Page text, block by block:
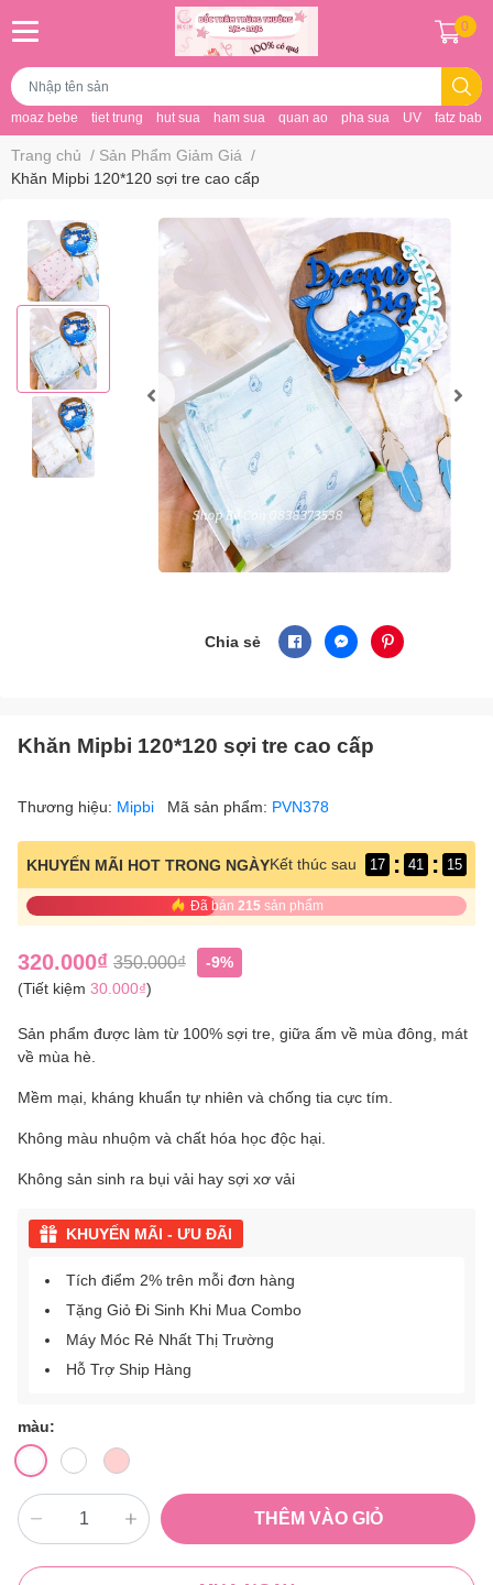
moaz bebe tiet trung hut sua ham sua quan ao pha sua UV fatz baby
0
Trang chủ / Sản Phẩm Giảm Giá /
Khăn Mipbi 120*120 sợi tre cao cấp
Chia sẻ
Khăn Mipbi 120*120 sợi tre cao cấp
Thương hiệu: Mipbi Mã sản phẩm: PVN378
KHUYẾN MÃI HOT TRONG NGÀYKết thúc sau 17 : 41 : 14
Đã bán 215 sản phẩm
320.000₫ 350.000₫
-9%
(Tiết kiệm 30.000₫)
Sản phẩm được làm từ 100% sợi tre, giữa ấm về mùa đông, mát
về mùa hè.
Mềm mại, kháng khuẩn tự nhiên và chống tia cực tím.
Không màu nhuộm và chất hóa học độc hại.
Không sản sinh ra bụi vải hay sợi xơ vải
KHUYẾN MÃI - ƯU ĐÃI
Tích điểm 2% trên mỗi đơn hàng
Tặng Giỏ Đi Sinh Khi Mua Combo
Máy Móc Rẻ Nhất Thị Trường
Hỗ Trợ Ship Hàng
màu:
THÊM VÀO GIỎ